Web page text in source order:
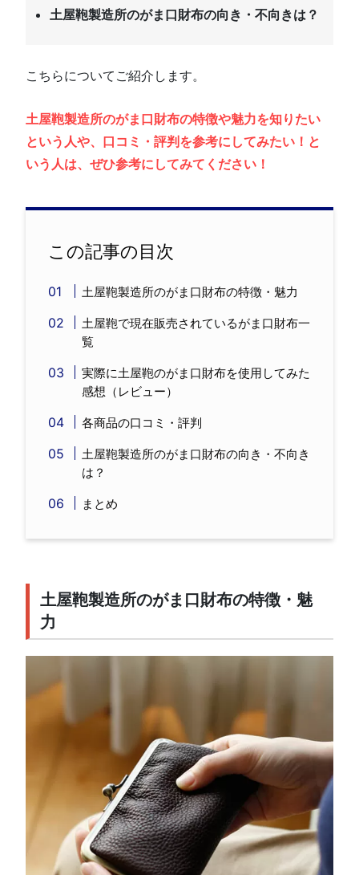
土屋鞄製造所のがま口財布の向き・不向きは？
こちらについてご紹介します。
土屋鞄製造所のがま口財布の特徴や魅力を知りたい
という人や、口コミ・評判を参考にしてみたい！と
いう人は、ぜひ参考にしてみてください！
この記事の目次
土屋鞄製造所のがま口財布の特徴・魅力
土屋鞄で現在販売されているがま口財布一
覧
実際に土屋鞄のがま口財布を使用してみた
感想（レビュー）
各商品の口コミ・評判
土屋鞄製造所のがま口財布の向き・不向き
は？
まとめ
土屋鞄製造所のがま口財布の特徴・魅
力